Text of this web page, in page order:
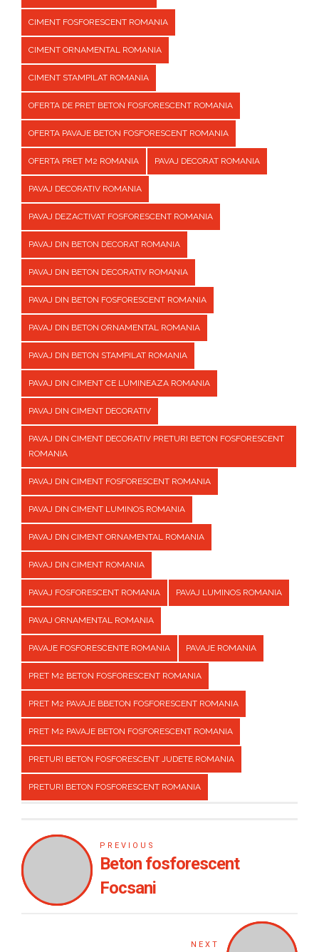
CIMENT FOSFORESCENT ROMANIA
CIMENT ORNAMENTAL ROMANIA
CIMENT STAMPILAT ROMANIA
OFERTA DE PRET BETON FOSFORESCENT ROMANIA
OFERTA PAVAJE BETON FOSFORESCENT ROMANIA
OFERTA PRET M2 ROMANIA PAVAJ DECORAT ROMANIA
PAVAJ DECORATIV ROMANIA
PAVAJ DEZACTIVAT FOSFORESCENT ROMANIA
PAVAJ DIN BETON DECORAT ROMANIA
PAVAJ DIN BETON DECORATIV ROMANIA
PAVAJ DIN BETON FOSFORESCENT ROMANIA
PAVAJ DIN BETON ORNAMENTAL ROMANIA
PAVAJ DIN BETON STAMPILAT ROMANIA
PAVAJ DIN CIMENT CE LUMINEAZA ROMANIA
PAVAJ DIN CIMENT DECORATIV
PAVAJ DIN CIMENT DECORATIV PRETURI BETON FOSFORESCENT
ROMANIA
PAVAJ DIN CIMENT FOSFORESCENT ROMANIA
PAVAJ DIN CIMENT LUMINOS ROMANIA
PAVAJ DIN CIMENT ORNAMENTAL ROMANIA
PAVAJ DIN CIMENT ROMANIA
PAVAJ FOSFORESCENT ROMANIA PAVAJ LUMINOS ROMANIA
PAVAJ ORNAMENTAL ROMANIA
PAVAJE FOSFORESCENTE ROMANIA PAVAJE ROMANIA
PRET M2 BETON FOSFORESCENT ROMANIA
PRET M2 PAVAJE BBETON FOSFORESCENT ROMANIA
PRET M2 PAVAJE BETON FOSFORESCENT ROMANIA
PRETURI BETON FOSFORESCENT JUDETE ROMANIA
PRETURI BETON FOSFORESCENT ROMANIA
PREVIOUS
Beton fosforescent
Focsani
NEXT